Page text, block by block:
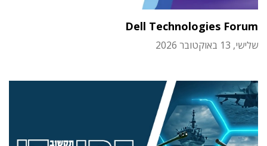
Dell Technologies Forum
שלישי, 13 באוקטובר 2026